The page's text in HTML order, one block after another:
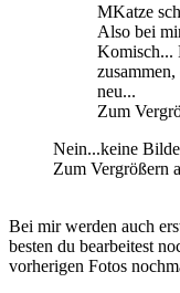
MKatze
Also bei
Komisch...
neu...
Zum
Nein...keine
Zum Vergrößern
Bei mir werden auch
besten du bearbeitest
vorherigen Fotos